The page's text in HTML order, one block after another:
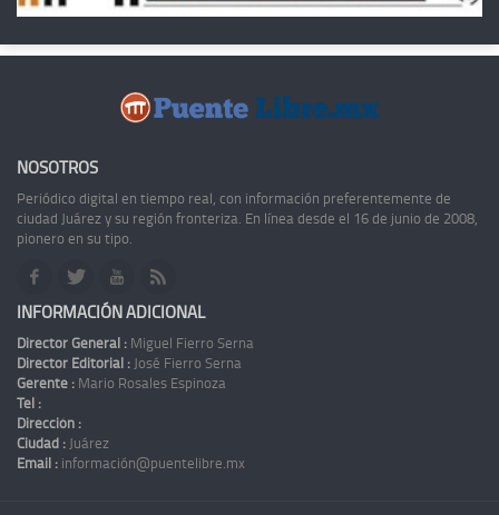
NOSOTROS
Periódico digital en tiempo real, con información preferentemente de
ciudad Juárez y su región fronteriza. En línea desde el 16 de junio de 2008,
pionero en su tipo.
INFORMACIÓN ADICIONAL
Director General : Miguel Fierro Serna
Director Editorial : José Fierro Serna
Gerente : Mario Rosales Espinoza
Tel :
Dirección :
Ciudad : Juárez
Email : información@puentelibre.mx